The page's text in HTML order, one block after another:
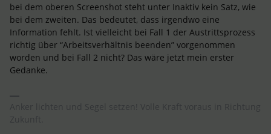
bei dem oberen Screenshot steht unter Inaktiv kein Satz, wie
bei dem zweiten. Das bedeutet, dass irgendwo eine
Information fehlt. Ist vielleicht bei Fall 1 der Austrittsprozess
richtig über “Arbeitsverhältnis beenden” vorgenommen
worden und bei Fall 2 nicht? Das wäre jetzt mein erster
Gedanke.